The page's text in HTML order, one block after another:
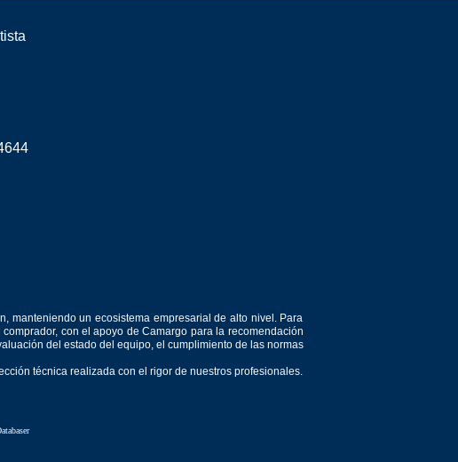
manteniendo un ecosistema empresarial de alto nivel. Para
con el apoyo de Camargo para la recomendación
del estado del equipo, el cumplimiento de las normas
técnica realizada con el rigor de nuestros profesionales.